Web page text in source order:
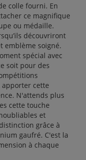
colle fourni. En
ce magnifique
ou médaille.
découvriront
emblème soigné.
spécial avec
soit pour des
apporter cette
N'attends plus
cette touche
et
grâce à
gaufré. C'est la
à chaque